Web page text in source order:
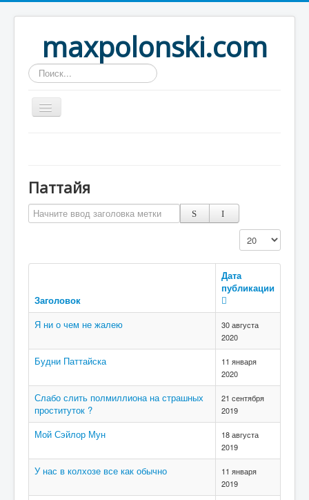
maxpolonski.com
Искать...
Рассказы
Контакты
Паттайя
Начните ввод заголовка метки
Кол-во строк:
Заголовок
Дата
публикации
Я ни о чем не жалею
30 августа
2020
Будни Паттайска
11 января
2020
Слабо слить полмиллиона на страшных
проституток ?
21 сентября
2019
Мой Сэйлор Мун
18 августа
2019
У нас в колхозе все как обычно
11 января
2019